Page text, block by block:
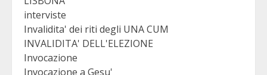
interviste
Invalidita' dei riti degli UNA CUM
INVALIDITA' DELL'ELEZIONE
Invocazione
Invocazione a Gesu'